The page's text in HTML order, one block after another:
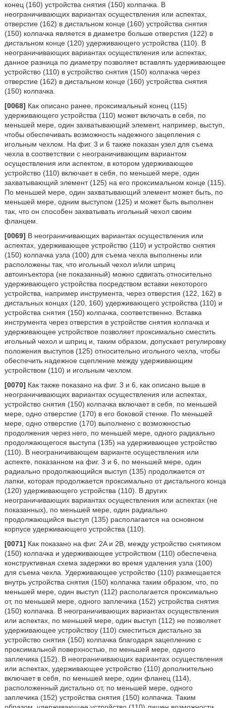
конец (160) устройства снятия (150) колпачка. В
неограничивающих вариантах осуществления или аспектах,
отверстие (162) в дистальном конце (160) устройства снятия
(150) колпачка является в диаметре больше отверстия (122) в
дистальном конце (120) удерживающего устройства (110). В
неограничивающих вариантах осуществления или аспектах,
данное разница по диаметру позволяет вставлять удерживающее
устройство (110) в устройство снятия (150) колпачка через
отверстие (162) в дистальном конце (160) устройства снятия
(150) колпачка.
[0068] Как описано ранее, проксимальный конец (115)
удерживающего устройства (110) может включать в себя, по
меньшей мере, один захватывающий элемент, например, выступ,
чтобы обеспечивать возможность надежного зацепления с
игольным чехлом. На фиг. 3 и 6 также показан узел для съема
чехла в соответствии с неограничивающим вариантом
осуществления или аспектом, в котором удерживающее
устройство (110) включает в себя, по меньшей мере, один
захватывающий элемент (125) на его проксимальном конце (115).
По меньшей мере, один захватывающий элемент может быть, по
меньшей мере, одним выступом (125) и может быть выполнен
так, что он способен захватывать игольный чехол своим
фланцем.
[0069] В неограничивающих вариантах осуществления или
аспектах, удерживающее устройство (110) и устройство снятия
(150) колпачка узла (100) для съема чехла выполнены или
расположены так, что игольный чехол и/или шприц
автоинъектора (не показанный) можно сдвигать относительно
удерживающего устройства посредством вставки некоторого
устройства, например инструмента, через отверстия (122, 162) в
дистальных концах (120, 160) удерживающего устройства (110) и
устройства снятия (150) колпачка, соответственно. Вставка
инструмента через отверстия в устройстве снятия колпачка и
удерживающее устройствое позволяет проксимально сместить
игольный чехол и шприц и, таким образом, допускает регулировку
положения выступов (125) относительно игольного чехла, чтобы
обеспечить надежное сцепление между удерживающим
устройством (110) и игольным чехлом.
[0070] Как также показано на фиг. 3 и 6, как описано выше в
неограничивающих вариантах осуществления или аспектах,
устройство снятия (150) колпачка включает в себя, по меньшей
мере, одно отверстие (170) в его боковой стенке. По меньшей
мере, одно отверстие (170) выполнено с возможностью
продолжения через него, по меньшей мере, одного радиально
продолжающегося выступа (135) на удерживающее устройство
(110). В неограничивающем варианте осуществления или
аспекте, показанном на фиг. 3 и 6, по меньшей мере, один
радиально продолжающийся выступ (135) продолжается от
лапки, которая продолжается проксимально от дистального конца
(120) удерживающего устройства (110). В других
неограничивающих вариантах осуществления или аспектах (не
показанных), по меньшей мере, один радиально
продолжающийся выступ (135) располагается на основном
корпусе удерживающего устройства (110).
[0071] Как показано на фиг. 2A и 2B, между устройство снятияом
(150) колпачка и удерживающее устройством (110) обеспечена
конструктивная схема задержки во время удаления узла (100)
для съема чехла. Удерживающее устройство (110) размещается
внутрь устройства снятия (150) колпачка таким образом, что, по
меньшей мере, один выступ (112) располагается проксимально
от, по меньшей мере, одного заплечика (152) устройства снятия
(150) колпачка. В неограничивающих вариантах осуществления
или аспектах, по меньшей мере, один выступ (112) не позволяет
удерживающее устройствоу (110) сместиться дистально за
устройство снятия (150) колпачка благодаря зацеплению с
проксимальной поверхностью, по меньшей мере, одного
заплечика (152). В неограничивающих вариантах осуществления
или аспектах, удерживающее устройство (110) дополнительно
включает в себя, по меньшей мере, один фланец (114),
расположенный дистально от, по меньшей мере, одного
заплечика (152) устройства снятия (150) колпачка. Таким